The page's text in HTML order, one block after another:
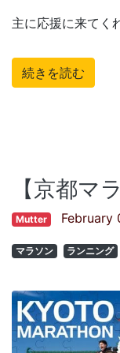
主に応援に来てく
続きを読む
【京都マ
Mutter February
マラソン ランニング